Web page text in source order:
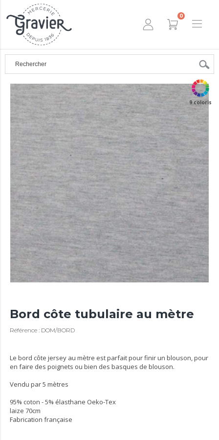
0
9 coloris
Bord côte tubulaire au mètre
Référence : DOM/BORD
Le bord côte jersey au mètre est parfait pour finir un blouson, pour
en faire des poignets ou bien des basques de blouson.
Vendu par 5 mètres
95% coton - 5% élasthane Oeko-Tex
laize 70cm
Fabrication française